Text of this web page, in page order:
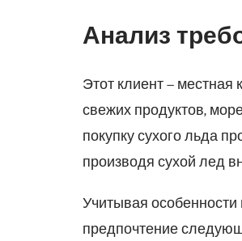
Анализ
Этот клиент —
свежих продуктов,
покупку сухого льда
производя сухой лед
Учитывая
предпочтение